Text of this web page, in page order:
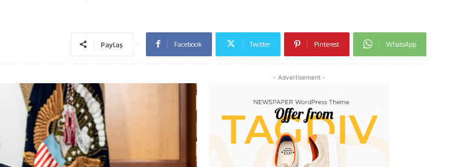
Paylaş Facebook Twitter Pinterest WhatsApp
- Advertisement -